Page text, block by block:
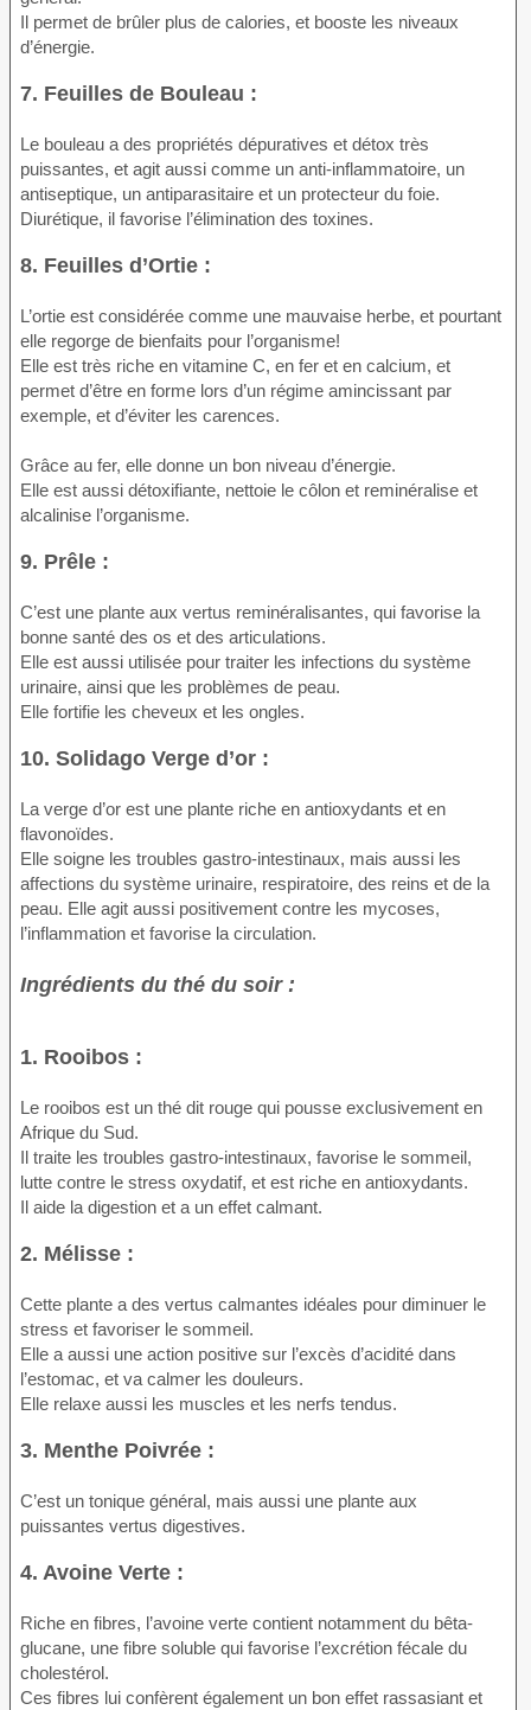
Il permet de brûler plus de calories, et booste les niveaux
d’énergie.
7. Feuilles de Bouleau :
Le bouleau a des propriétés dépuratives et détox très
puissantes, et agit aussi comme un anti-inflammatoire, un
antiseptique, un antiparasitaire et un protecteur du foie.
Diurétique, il favorise l’élimination des toxines.
8. Feuilles d’Ortie :
L’ortie est considérée comme une mauvaise herbe, et pourtant
elle regorge de bienfaits pour l’organisme!
Elle est très riche en vitamine C, en fer et en calcium, et
permet d’être en forme lors d’un régime amincissant par
exemple, et d’éviter les carences.
Grâce au fer, elle donne un bon niveau d’énergie.
Elle est aussi détoxifiante, nettoie le côlon et reminéralise et
alcalinise l’organisme.
9. Prêle :
C’est une plante aux vertus reminéralisantes, qui favorise la
bonne santé des os et des articulations.
Elle est aussi utilisée pour traiter les infections du système
urinaire, ainsi que les problèmes de peau.
Elle fortifie les cheveux et les ongles.
10. Solidago Verge d’or :
La verge d’or est une plante riche en antioxydants et en
flavonoïdes.
Elle soigne les troubles gastro-intestinaux, mais aussi les
affections du système urinaire, respiratoire, des reins et de la
peau. Elle agit aussi positivement contre les mycoses,
l’inflammation et favorise la circulation.
Ingrédients du thé du soir :
1. Rooibos :
Le rooibos est un thé dit rouge qui pousse exclusivement en
Afrique du Sud.
Il traite les troubles gastro-intestinaux, favorise le sommeil,
lutte contre le stress oxydatif, et est riche en antioxydants.
Il aide la digestion et a un effet calmant.
2. Mélisse :
Cette plante a des vertus calmantes idéales pour diminuer le
stress et favoriser le sommeil.
Elle a aussi une action positive sur l’excès d’acidité dans
l’estomac, et va calmer les douleurs.
Elle relaxe aussi les muscles et les nerfs tendus.
3. Menthe Poivrée :
C’est un tonique général, mais aussi une plante aux
puissantes vertus digestives.
4. Avoine Verte :
Riche en fibres, l’avoine verte contient notamment du bêta-
glucane, une fibre soluble qui favorise l’excrétion fécale du
cholestérol.
Ces fibres lui confèrent également un bon effet rassasiant et